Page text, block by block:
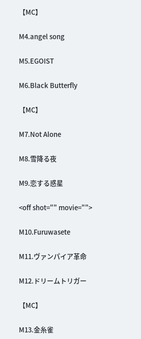
【MC】
M4.angel song
M5.EGOIST
M6.Black Butterfly
【MC】
M7.Not Alone
M8.雪降る夜
M9.恋する惑星
<off shot="" movie="">
M10.Furuwasete
M11.ヴァンパイア革命
M12.ドリームトリガー
【MC】
M13.金糸雀